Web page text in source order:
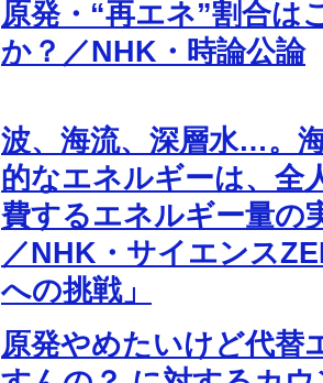
原発・“再エネ”割合は
か？／NHK・時論公論
波、海流、深層水…。
的なエネルギーは、全
費するエネルギー量の
／NHK・サイエンス
への挑戦」
原発やめたいけど代替